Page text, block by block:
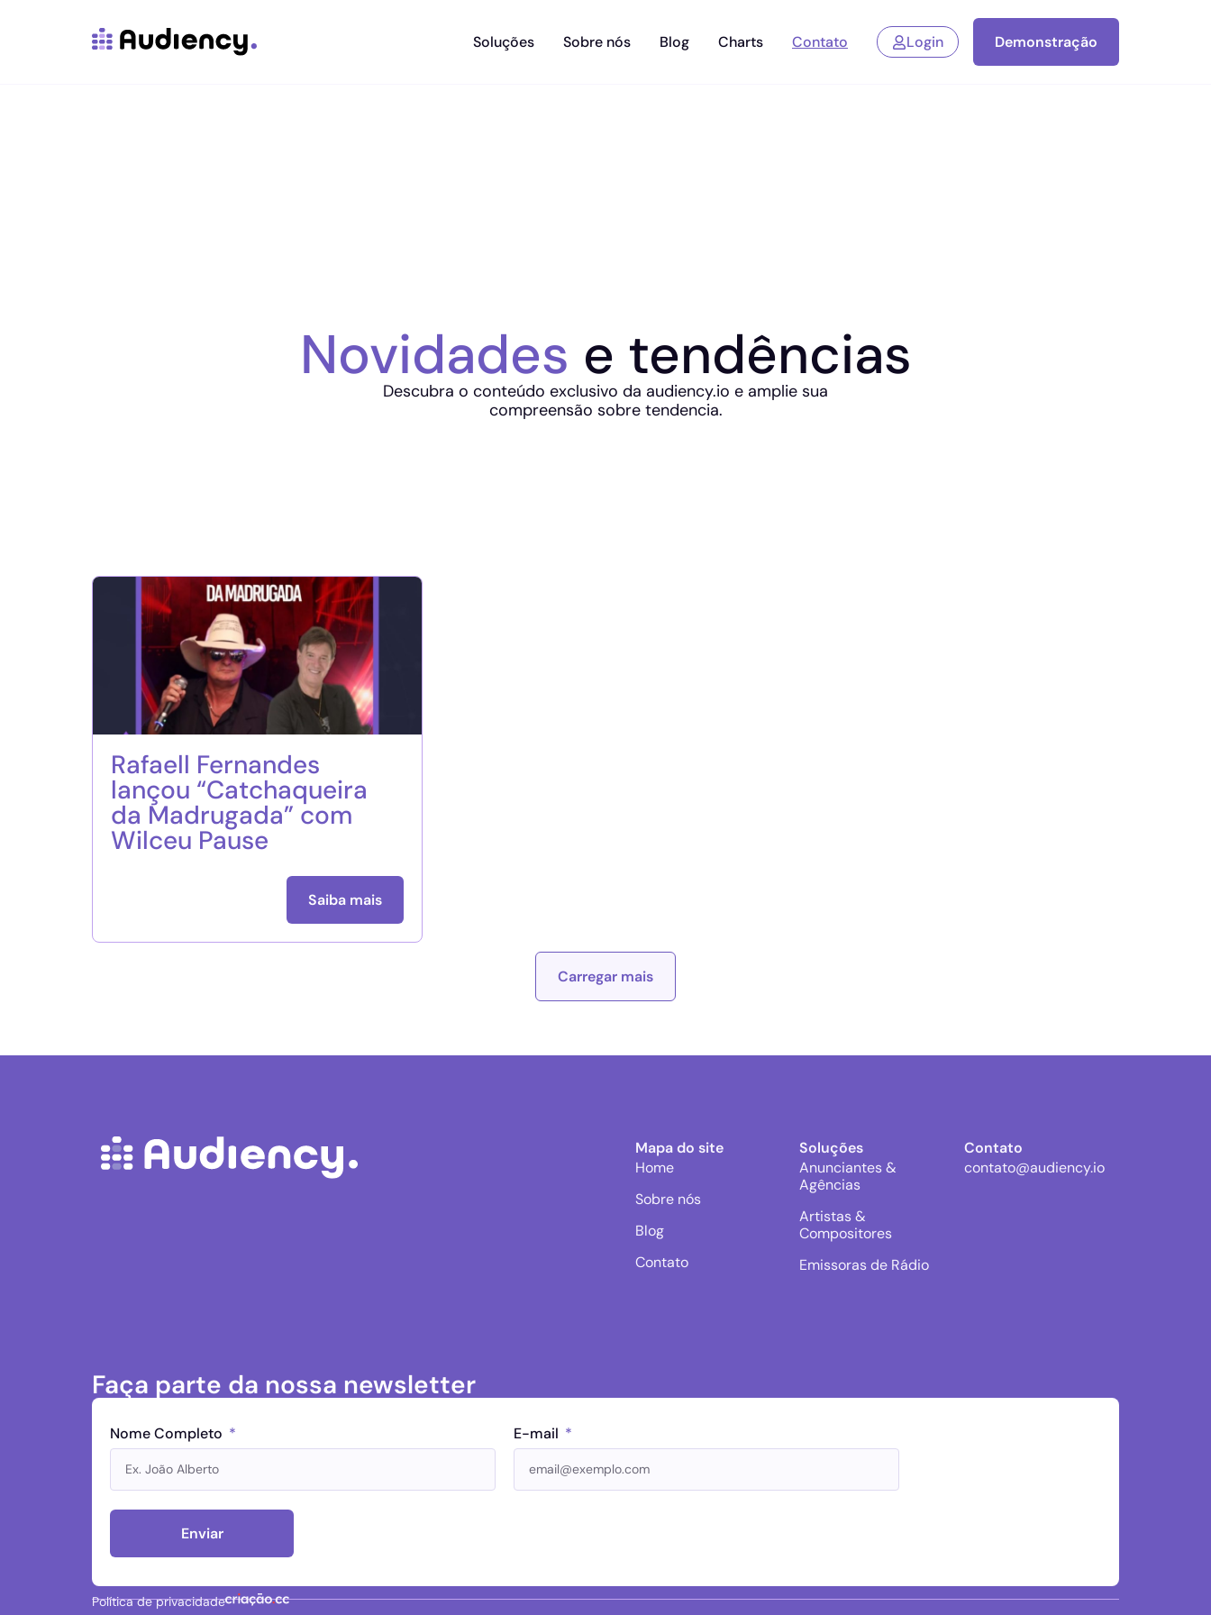
Soluções Sobre nós Blog Charts Contato Login Demonstração
Novidades e tendências
Descubra o conteúdo exclusivo da audiency.io e amplie sua
compreensão sobre tendencia.
Rafaell Fernandes
lançou “Catchaqueira
da Madrugada” com
Wilceu Pause
Saiba mais
Carregar mais
Mapa do site
Home
Sobre nós
Blog
Contato
Soluções
Anunciantes &
Agências
Artistas &
Compositores
Emissoras de Rádio
Contato
contato@audiency.io
Faça parte da nossa newsletter
Nome Completo E-mail
Enviar
Política de privacidade